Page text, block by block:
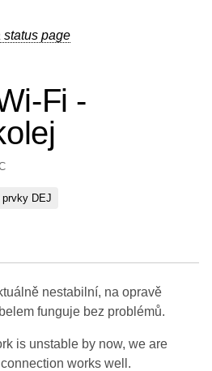
page
Fi -
DEJ
nestabilní, na opravě
funguje bez problémů.
is unstable by now, we are
works well.